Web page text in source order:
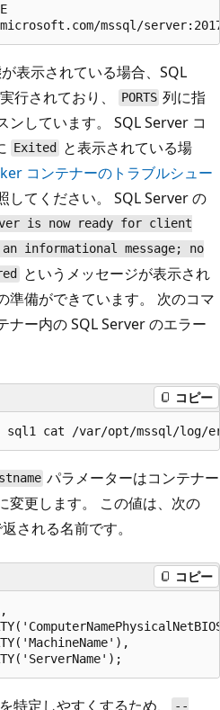
IMAGE
表示されている場合、SQL
行されており、
PORTS 列に指
ンしています。 SQL Server コ
Exited
と表示されている場
コンテナーのトラブルシュー
してください。 SQL Server の
is now ready for client
informational message; no
というメッセージが表示され
準備ができています。 次のコマ
ナー内の SQL Server のエラー
コピー
パラメーターはコンテナー
変更します。 この値は、次の
される名前です。
コピー
特定しやすくするため、 --